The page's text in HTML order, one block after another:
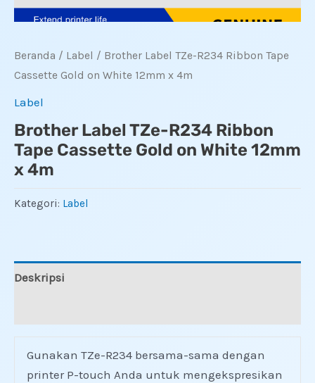
Beranda / Label / Brother Label TZe-R234 Ribbon Tape
Cassette Gold on White 12mm x 4m
Label
Brother Label TZe-R234 Ribbon
Tape Cassette Gold on White 12mm
x 4m
Kategori: Label
Deskripsi
Gunakan TZe-R234 bersama-sama dengan
printer P-touch Anda untuk mengekspresikan